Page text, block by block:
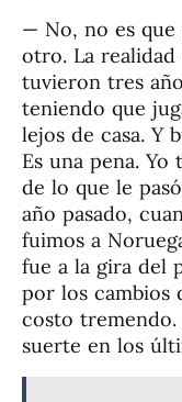
— No, no es
otro. La realidad
tuvieron tres
teniendo que
lejos de casa. Y
Es una pena.
de lo que le
año pasado,
fuimos a
fue a la gira del
por los cambios
costo
suerte en los